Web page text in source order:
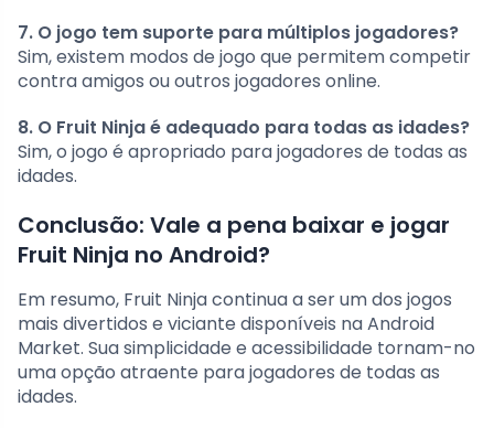
7. O jogo tem suporte para múltiplos jogadores?
Sim, existem modos de jogo que permitem competir
contra amigos ou outros jogadores online.
8. O Fruit Ninja é adequado para todas as idades?
Sim, o jogo é apropriado para jogadores de todas as
idades.
Conclusão: Vale a pena baixar e jogar
Fruit Ninja no Android?
Em resumo, Fruit Ninja continua a ser um dos jogos
mais divertidos e viciante disponíveis na Android
Market. Sua simplicidade e acessibilidade tornam-no
uma opção atraente para jogadores de todas as
idades.